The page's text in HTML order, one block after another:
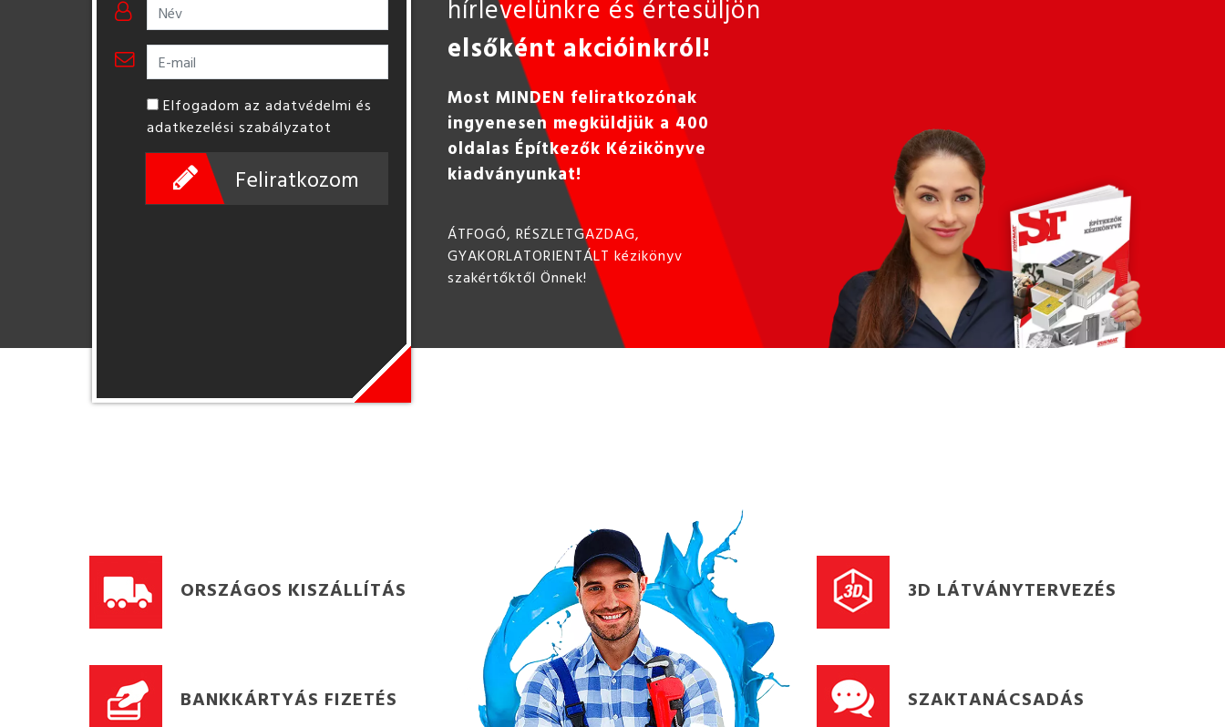
Elfogadom az adatvédelmi és
adatkezelési szabályzatot
Feliratkozom
hírlevelünkre és értesüljön
elsőként akcióinkról!
Most MINDEN feliratkozónak
ingyenesen megküldjük a 400
oldalas Építkezők Kézikönyve
kiadványunkat!
ÁTFOGÓ, RÉSZLETGAZDAG,
GYAKORLATORIENTÁLT kézikönyv
szakértőktől Önnek!
ORSZÁGOS KISZÁLLÍTÁS 3D LÁTVÁNYTERVEZÉS
BANKKÁRTYÁS FIZETÉS SZAKTANÁCSADÁS